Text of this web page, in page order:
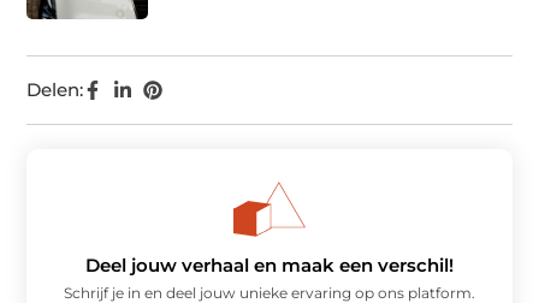
Delen:
Deel jouw verhaal en maak een verschil!
Schrijf je in en deel jouw unieke ervaring op ons platform.